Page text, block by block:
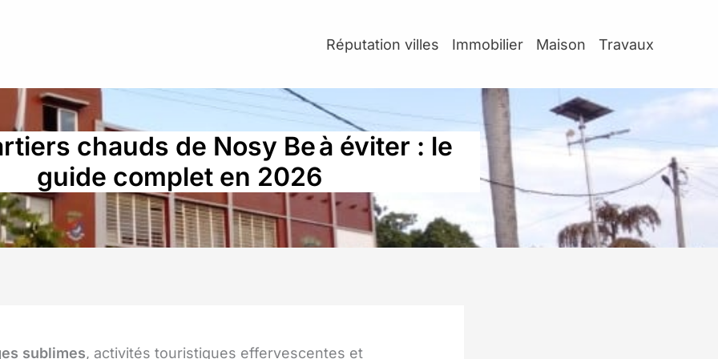
Réputation villes Immobilier Maison Travaux
chauds de Nosy Be à éviter : le
guide complet en 2026
sublimes, activités touristiques effervescentes et